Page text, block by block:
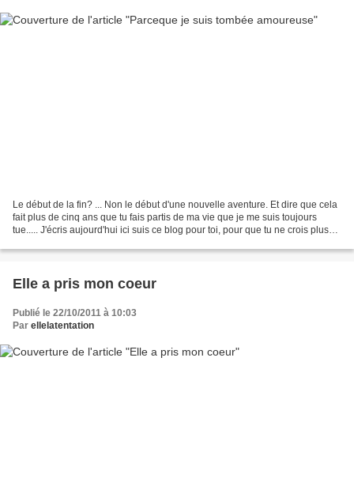
Le début de la fin? ... Non le début d'une nouvelle aventure. Et dire que cela
fait plus de cinq ans que tu fais partis de ma vie que je me suis toujours
tue..... J'écris aujourd'hui ici suis ce blog pour toi, pour que tu ne crois plus
Elle a pris mon coeur
Publié le 22/10/2011 à 10:03
Par ellelatentation